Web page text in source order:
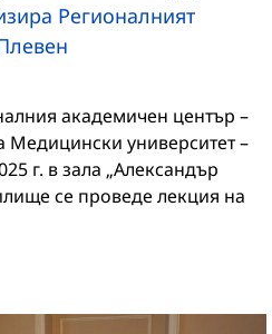
Регионалният
академичен център –
Медицински университет –
г. в зала „Александър
се проведе лекция на